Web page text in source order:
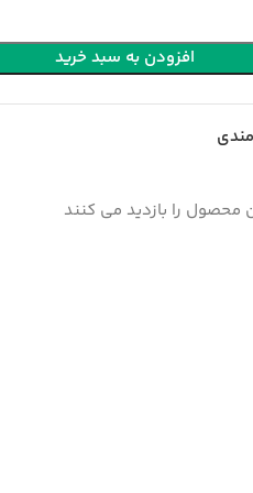
افزودن به سبد خرید
محصول را بازدید می کنند